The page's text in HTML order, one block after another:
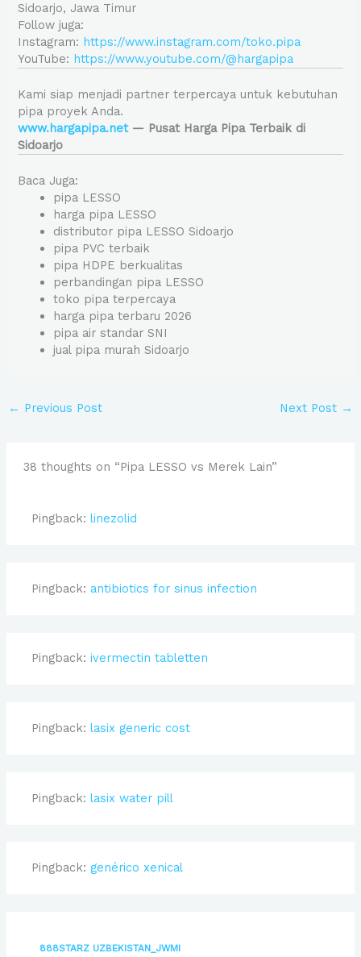
Sidoarjo, Jawa Timur
Follow juga:
Instagram: https://www.instagram.com/toko.pipa
YouTube: https://www.youtube.com/@hargapipa
Kami siap menjadi partner terpercaya untuk kebutuhan
pipa proyek Anda.
www.hargapipa.net— Pusat Harga Pipa Terbaik di
Sidoarjo
Baca Juga:
pipa LESSO
harga pipa LESSO
distributor pipa LESSO Sidoarjo
pipa PVC terbaik
pipa HDPE berkualitas
perbandingan pipa LESSO
toko pipa terpercaya
harga pipa terbaru 2026
pipa air standar SNI
jual pipa murah Sidoarjo
← Previous Post Next Post →
38 thoughts on “Pipa LESSO vs Merek Lain”
Pingback:linezolid
Pingback: antibiotics for sinus infection
Pingback:ivermectin tabletten
Pingback:lasix generic cost
Pingback:lasix water pill
Pingback:genérico xenical
888STARZ UZBEKISTAN_JWMI